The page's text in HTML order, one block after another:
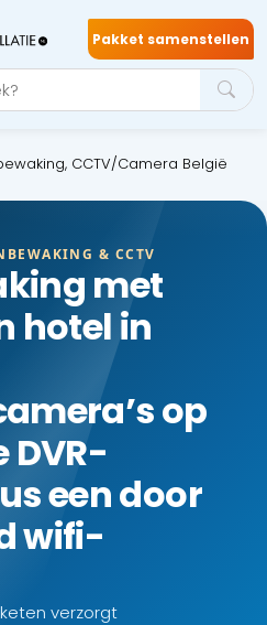
Pakket samenstellen
CCTV/Camera België
& CCTV
met
hotel in
op
DVR-
een door
wifi-
verzorgt